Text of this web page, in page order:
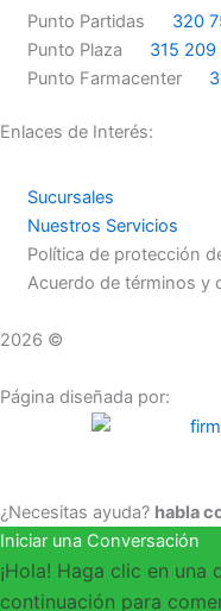
o
k
r
a
m
Punto Partidas
320
Punto Plaza
315
Punto Farmacenter
Enlaces de Interés:
Sucursales
Nuestros Servicios
Política de protección
Acuerdo de términos y
2026 ©
Página diseñada por:
¿Necesitas ayuda? habla
Iniciar una Conversación
¡Hola! Haga clic en una
continuación para